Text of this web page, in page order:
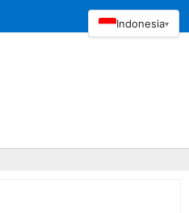
Indonesia▾